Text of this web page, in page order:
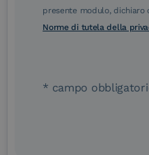
presente modulo,
Norme di tutela della
* campo